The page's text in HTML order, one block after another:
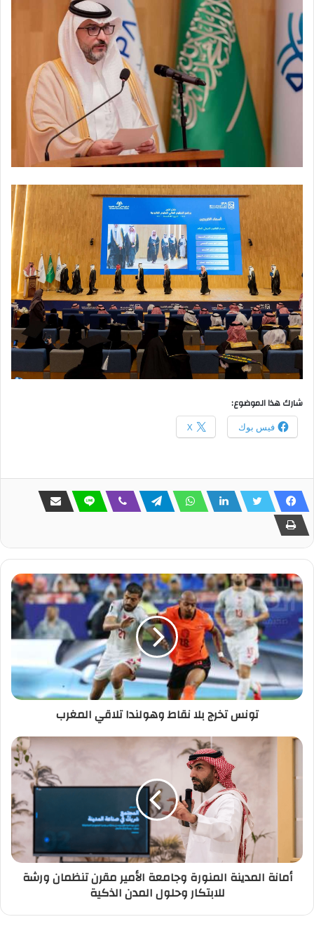
شارك هذا الموضوع:
فيس بوك X
تونس تخرج بلا نقاط وهولندا تلاقي المغرب
أمانة المدينة المنورة وجامعة الأمير مقرن تنظمان ورشة
للابتكار وحلول المدن الذكية